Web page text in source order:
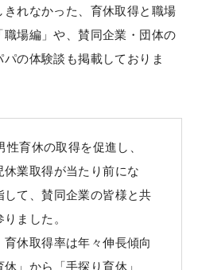
れなかった、育休取得と職場
場編」や、賛同企業・団体の
の体験談も掲載しておりま
育休の取得を促進し、
休業取得が当たり前にな
て、賛同企業の皆様と共
ました。
休取得率は年々伸長傾向
」から「手探り育休」